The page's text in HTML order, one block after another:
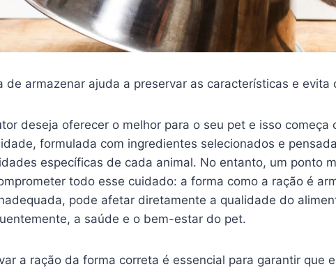
de armazenar ajuda a preservar as características e evita
deseja oferecer o melhor para o seu pet e isso começa
formulada com ingredientes selecionados e
específicas de cada animal. No entanto, um ponto
todo esse cuidado: a forma como a ração é
pode afetar diretamente a qualidade do
a saúde e o bem-estar do pet.
a ração da forma correta é essencial para garantir que